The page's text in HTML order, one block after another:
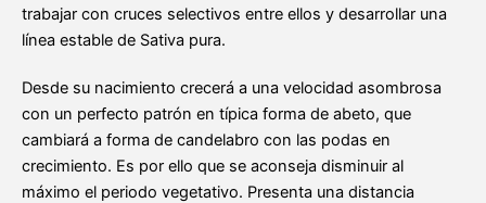
trabajar con cruces selectivos entre ellos y desarrollar una
línea estable de Sativa pura.
Desde su nacimiento crecerá a una velocidad asombrosa
con un perfecto patrón en típica forma de abeto, que
cambiará a forma de candelabro con las podas en
crecimiento. Es por ello que se aconseja disminuir al
máximo el periodo vegetativo. Presenta una distancia